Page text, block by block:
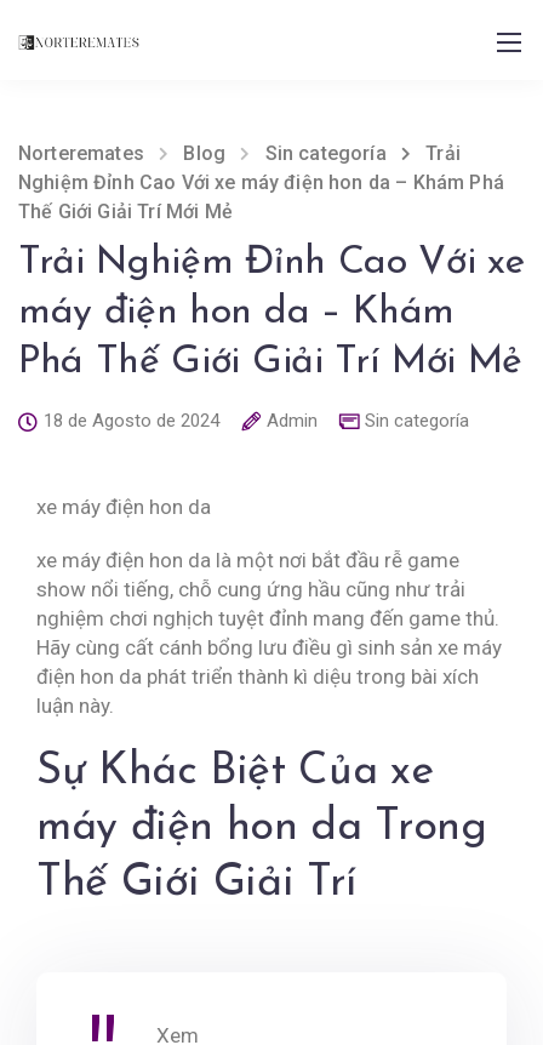
Norteremates Blog Sin categoría
Trải
Nghiệm Đỉnh Cao Với xe máy điện hon da – Khám Phá
Thế Giới Giải Trí Mới Mẻ
Trải Nghiệm Đỉnh Cao Với xe
máy điện hon da – Khám
Phá Thế Giới Giải Trí Mới Mẻ
18 de Agosto de 2024 Admin Sin categoría
xe máy điện hon da
xe máy điện hon da là một nơi bắt đầu rễ game
show nổi tiếng, chỗ cung ứng hầu cũng như trải
nghiệm chơi nghịch tuyệt đỉnh mang đến game thủ.
Hãy cùng cất cánh bổng lưu điều gì sinh sản xe máy
điện hon da phát triển thành kì diệu trong bài xích
luận này.
Sự Khác Biệt Của xe
máy điện hon da Trong
Thế Giới Giải Trí
Xem